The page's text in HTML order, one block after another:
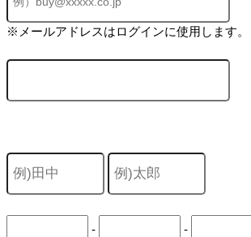
※メールアドレスはログインに使用します。
- -